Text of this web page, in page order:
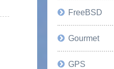
FreeBSD
Gourmet
GPS